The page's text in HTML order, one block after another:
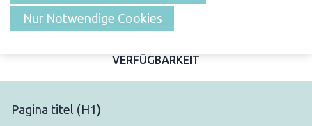
ÜBERSICHT
VERFÜGBARKEIT
Pagina titel (H1)
Nur Notwendige Cookies